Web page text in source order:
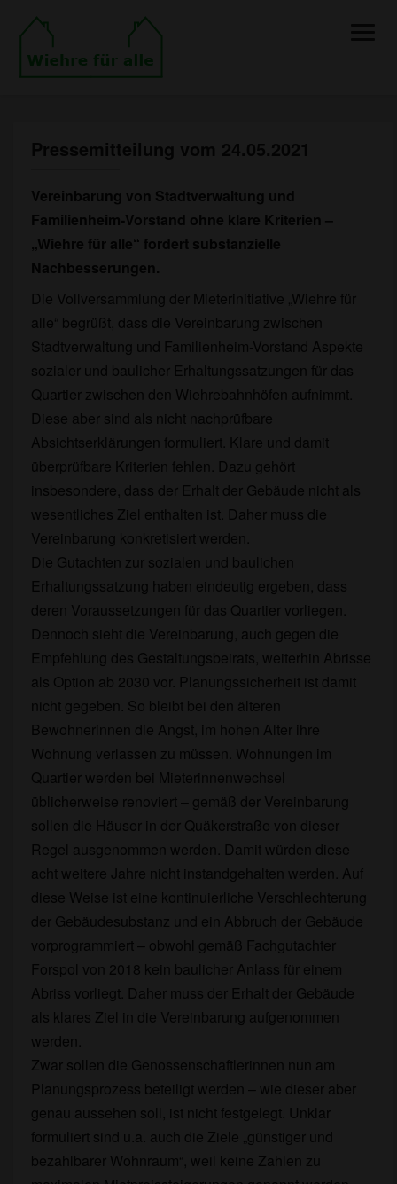
24.05.2021
Vereinbarung von Stadtverwaltung und
Familienheim-Vorstand ohne klare Kriterien –
„Wiehre für alle“ fordert substanzielle
Nachbesserungen.
Die Vollversammlung der Mieterinitiative „Wiehre für
alle“ begrüßt, dass die Vereinbarung zwischen
Stadtverwaltung und Familienheim-Vorstand Aspekte
sozialer und baulicher Erhaltungssatzungen für das
Quartier zwischen den Wiehrebahnhöfen aufnimmt.
Diese aber sind als nicht nachprüfbare
Absichtserklärungen formuliert. Klare und damit
überprüfbare Kriterien fehlen. Dazu gehört
insbesondere, dass der Erhalt der Gebäude nicht als
wesentliches Ziel enthalten ist. Daher muss die
Vereinbarung konkretisiert werden.
Die Gutachten zur sozialen und baulichen
Erhaltungssatzung haben eindeutig ergeben, dass
deren Voraussetzungen für das Quartier vorliegen.
Dennoch sieht die Vereinbarung, auch gegen die
Empfehlung des Gestaltungsbeirats, weiterhin Abrisse
als Option ab 2030 vor. Planungssicherheit ist damit
nicht gegeben. So bleibt bei den älteren
Bewohnerinnen die Angst, im hohen Alter ihre
Wohnung verlassen zu müssen. Wohnungen im
Quartier werden bei Mieterinnenwechsel
üblicherweise renoviert – gemäß der Vereinbarung
sollen die Häuser in der Quäkerstraße von dieser
Regel ausgenommen werden. Damit würden diese
acht weitere Jahre nicht instandgehalten werden. Auf
diese Weise ist eine kontinuierliche Verschlechterung
der Gebäudesubstanz und ein Abbruch der Gebäude
vorprogrammiert – obwohl gemäß Fachgutachter
Forspol von 2018 kein baulicher Anlass für einem
Abriss vorliegt. Daher muss der Erhalt der Gebäude
als klares Ziel in die Vereinbarung aufgenommen
werden.
Zwar sollen die Genossenschaftlerinnen nun am
Planungsprozess beteiligt werden – wie dieser aber
genau aussehen soll, ist nicht festgelegt. Unklar
formuliert sind u.a. auch die Ziele „günstiger und
bezahlbarer Wohnraum“, weil keine Zahlen zu